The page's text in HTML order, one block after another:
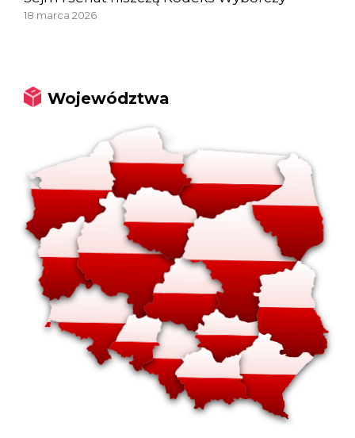
18 marca 2026
Województwa